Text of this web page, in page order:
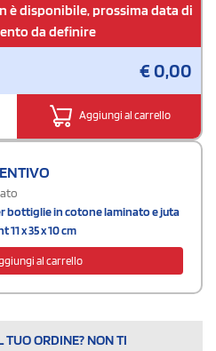
disponibile, prossima data di
da definire
€0,00
Aggiungi al carrello
bottiglie in cotone laminato e juta
x 35 x 10 cm
al carrello
TUO ORDINE? NON TI